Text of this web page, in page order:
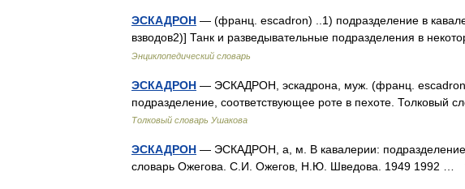
ЭСКАДРОН — (франц. escadron) ..1) подразделение в
взводов2)] Танк и разведывательные подразделения в
Энциклопедический словарь
ЭСКАДРОН — ЭСКАДРОН, эскадрона, муж. (франц. escadron)
подразделение, соответствующее роте в пехоте. Толковый
Толковый словарь Ушакова
ЭСКАДРОН — ЭСКАДРОН, а, м. В кавалерии:
словарь Ожегова. С.И. Ожегов, Н.Ю. Шведова. 1949 1992 …